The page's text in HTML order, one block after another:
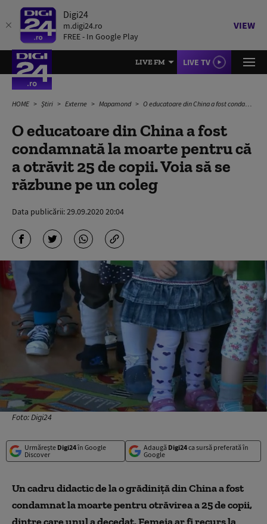
Digi24
m.digi24.ro
FREE - In Google Play
VIEW
LIVE FM LIVE TV
HOME Știri Externe Mapamond O educatoare din China a fost condamnată la moarte pentru că a otrăvit 25 de copii. Voia să se răzbune pe un coleg
O educatoare din China a fost
condamnată la moarte pentru că
a otrăvit 25 de copii. Voia să se
răzbune pe un coleg
Data publicării:29.09.2020 20:04
Foto: Digi24
Urmărește Digi24în Google
Discover
Adaugă Digi24ca sursă preferată în
Google
Un cadru didactic de la o grădiniţă din China a fost
condamnat la moarte pentru otrăvirea a 25 de copii,